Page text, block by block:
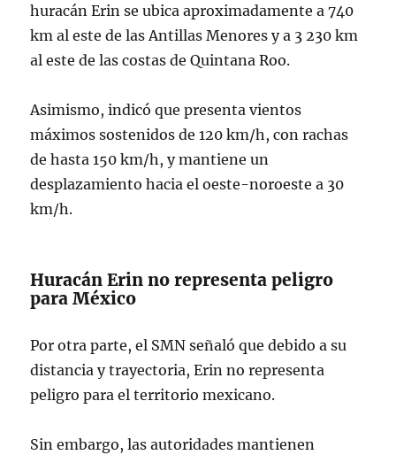
huracán Erin se ubica aproximadamente a 740
km al este de las Antillas Menores y a 3 230 km
al este de las costas de Quintana Roo.
Asimismo, indicó que presenta vientos
máximos sostenidos de 120 km/h, con rachas
de hasta 150 km/h, y mantiene un
desplazamiento hacia el oeste-noroeste a 30
km/h.
Huracán Erin no representa peligro
para México
Por otra parte, el SMN señaló que debido a su
distancia y trayectoria, Erin no representa
peligro para el territorio mexicano.
Sin embargo, las autoridades mantienen